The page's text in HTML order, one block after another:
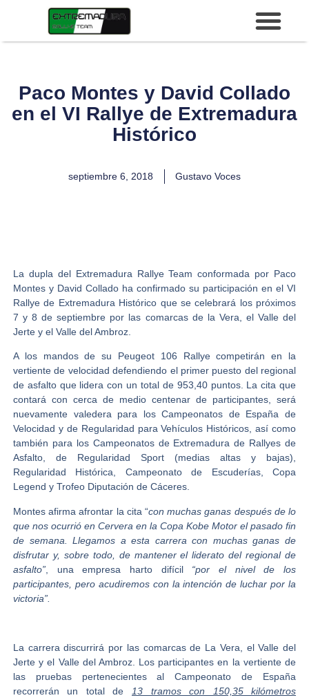
Paco Montes y David Collado
en el VI Rallye de Extremadura
Histórico
septiembre 6, 2018 Gustavo Voces
La dupla del Extremadura Rallye Team conformada por Paco
Montes y David Colladoha confirmado su participación en elVI
Rallye de Extremadura Histórico que se celebrará los próximos
7 y 8 de septiembre por las comarcas de la Vera, el Valle del
Jerte y el Valle del Ambroz.
A los mandos de su Peugeot 106 Rallye competirán en la
vertiente de velocidad defendiendo el primer puesto del regional
de asfalto que lidera con un total de 953,40 puntos. La cita que
contará con cerca de medio centenar de participantes, será
nuevamente valedera para losCampeonatos de España de
Velocidad y de Regularidad para Vehículos Históricos,así como
también para losCampeonatos de Extremadura de Rallyes de
Asfalto, de Regularidad Sport (medias altas y bajas),
Regularidad Histórica, Campeonato de Escuderías, Copa
Legend y Trofeo Diputación de Cáceres.
Montesafirma afrontar la cita “con muchas ganas después de lo
que nos ocurrió en Cervera en la Copa Kobe Motor el pasado fin
de semana. Llegamos a esta carrera con muchas ganas de
disfrutar y, sobre todo, de mantener el liderato del regional de
asfalto”, una empresa harto difícil “por el nivel de los
participantes, pero acudiremos con la intención de luchar por la
victoria”.
La carrera discurrirá por las comarcas de La Vera, el Valle del
Jerte y el Valle del Ambroz. Los participantes en la vertiente de
las pruebas pertenecientes al Campeonato de España
recorrerán un total de
13 tramos con 150,35 kilómetros